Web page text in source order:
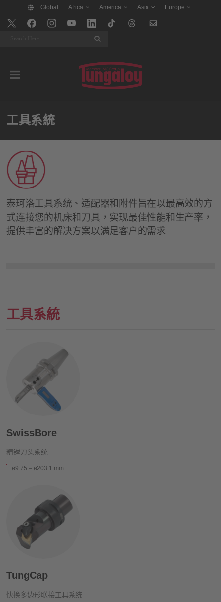
Global Africa America Asia Europe
工具系統
泰珂洛工具系统、适配器和附件旨在以最高效的方
式连接您的机床和刀具，实现最佳性能和生产率，
提供丰富的解决方案以满足客户的需求
工具系統
SwissBore
精镗刀头系统
ø9.75 – ø203.1 mm
TungCap
快换多边形联接工具系统